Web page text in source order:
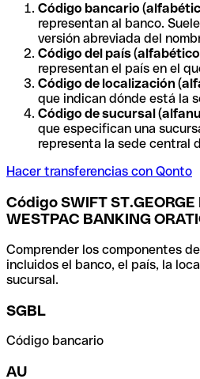
Código bancario
representan al banco.
versión abreviada del
Código del país
representan el país en el
Código de localización
que indican dónde está la
Código de sucursal
que especifican una
representa la sede central
Hacer transferencias con Qonto
Código SWIFT ST.GEORGE
WESTPAC BANKING
Comprender los componentes
incluidos el banco, el país, la
sucursal.
SGBL
Código bancario
AU